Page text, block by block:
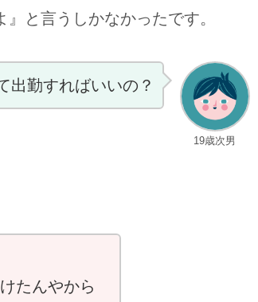
と言うしかなかったです。
19歳次男
出勤すればいいの？
たんやから